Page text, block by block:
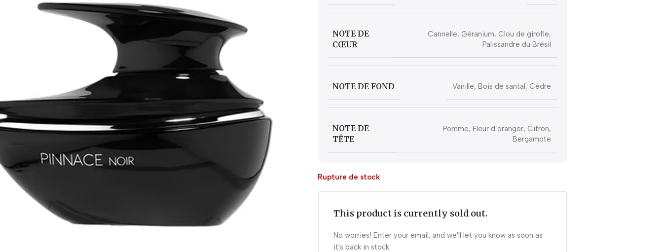
NOTE DE
CŒUR
Cannelle, Géranium, Clou de girofle,
Palissandre du Brésil
NOTE DE FOND Vanille, Bois de santal, Cèdre
NOTE DE
TÊTE
Pomme, Fleur d’oranger, Citron,
Bergamote
Rupture de stock
This product is currently sold out.
No worries! Enter your email, and we'll let you know as soon as
it's back in stock.